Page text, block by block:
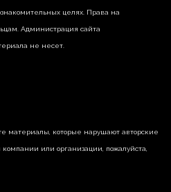
целях. Права на
Администрация сайта
не несет.
материалы, которые нарушают авторские
или организации, пожалуйста,